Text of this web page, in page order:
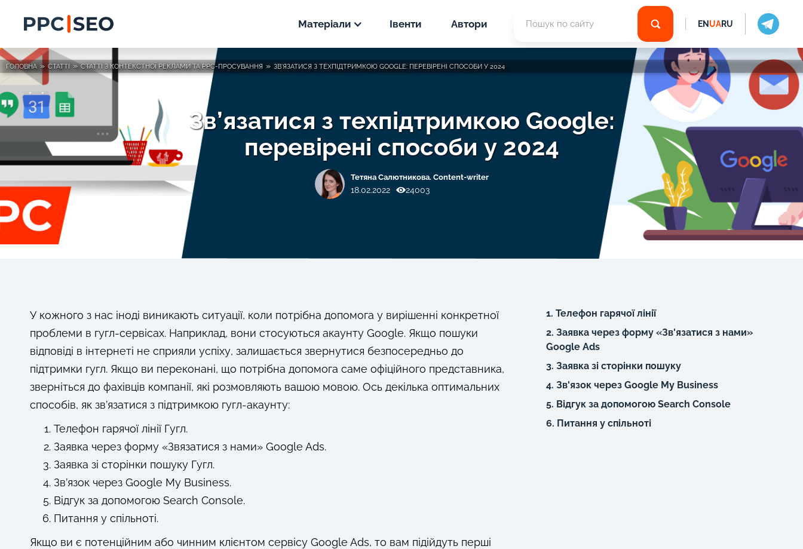
Матеріали
PPC
SEO
Кейси
SEO
Івенти Автори ENUARU
ГОЛОВНА » СТАТТІ » СТАТТІ З КОНТЕКСТНОЇ РЕКЛАМИ ТА PPC-ПРОСУВАННЯ » ЗВ'ЯЗАТИСЯ З ТЕХПІДТРИМКОЮ GOOGLE: ПЕРЕВІРЕНІ СПОСОБИ У 2024
Зв’язатися з техпідтримкою Google:
перевірені способи у 2024
Тетяна Салютникова. Content-writer
18.02.2022 24003
У кожного з нас іноді виникають ситуації, коли потрібна допомога у вирішенні конкретної
проблеми в гугл-сервісах. Наприклад, вони стосуються акаунту Google. Якщо пошуки
відповіді в інтернеті не сприяли успіху, залишається звернутися безпосередньо до
підтримки гугл. Якщо ви переконані, що потрібна допомога саме офіційного представника,
зверніться до фахівців компанії, які розмовляють вашою мовою. Ось декілька оптимальних
способів, як зв’язатися з підтримкою гугл-акаунту:
Телефон гарячої лінії Гугл.
Заявка через форму «Звязатися з нами» Google Ads.
Заявка зі сторінки пошуку Гугл.
Зв’язок через Google My Business.
Відгук за допомогою Search Console.
Питання у спільноті.
Якщо ви є потенційним або чинним клієнтом сервісу Google Ads, то вам підійдуть перші
1. Телефон гарячої лінії
2. Заявка через форму «Зв'язатися з нами»
Google Ads
3. Заявка зі сторінки пошуку
4. Зв'язок через Google My Business
5. Відгук за допомогою Search Console
6. Питання у спільноті